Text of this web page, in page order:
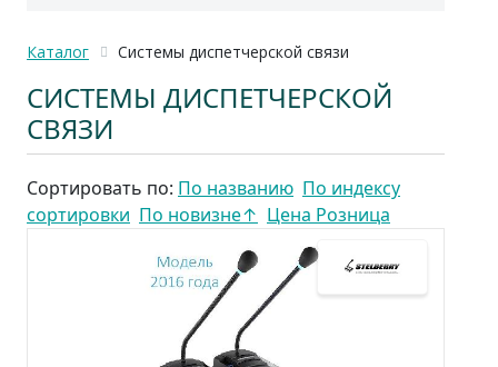
Каталог Системы диспетчерской связи
СИСТЕМЫ ДИСПЕТЧЕРСКОЙ
СВЯЗИ
Сортировать по: По названию По индексу
сортировки По новизне↑ Цена Розница